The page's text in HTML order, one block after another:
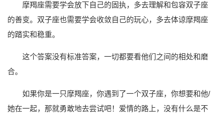
摩羯座需要学会放下自己的固执，多去理解和包容双子座
的善变。双子座也需要学会收敛自己的玩心，多去体谅摩羯座
的踏实和稳重。
这个答案没有标准答案，一切都要看他们之间的相处和磨
合。
如果你是一只摩羯座，你遇到了一个双子座，你想要和他/
她在一起，那就勇敢地去尝试吧！爱情的路上，没有什么是不